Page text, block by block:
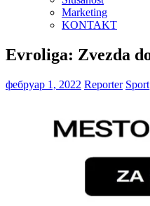
Marketing
KONTAKT
Evroliga: Zvezda
фебруар 1, 2022 Reporter Sport